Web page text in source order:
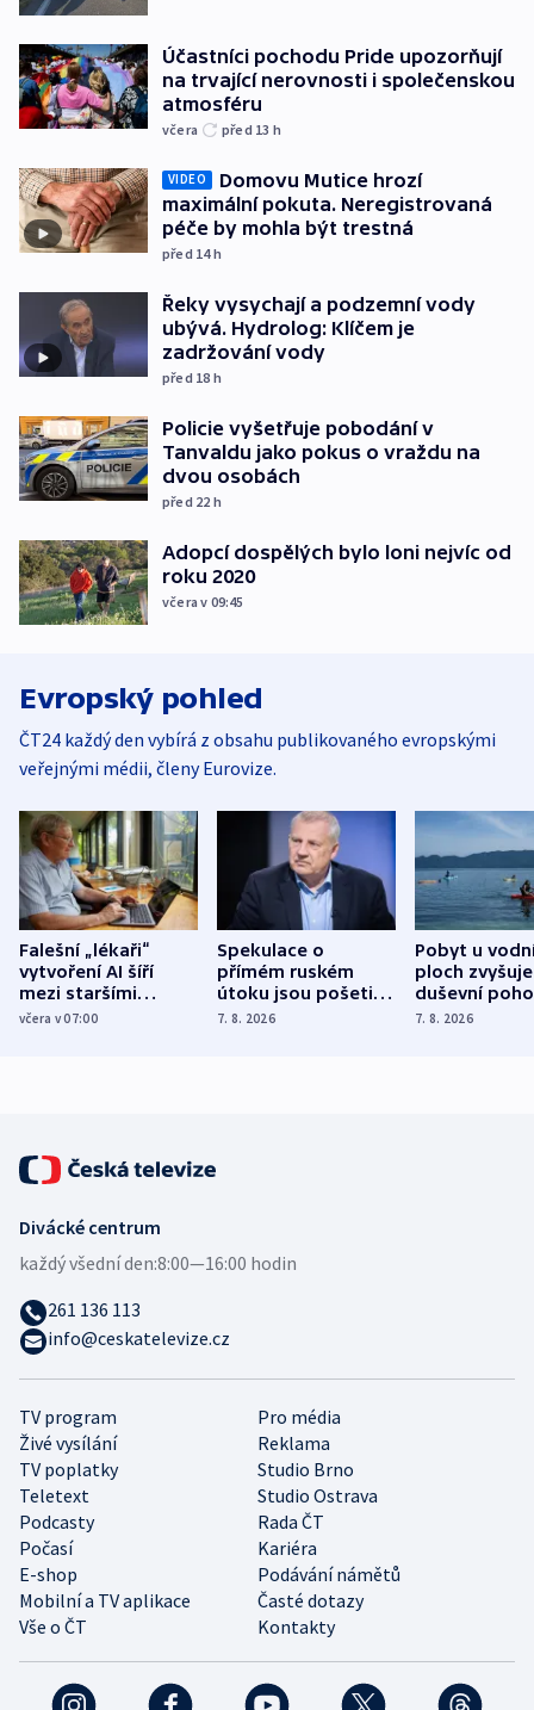
Účastníci pochodu Pride upozorňují
na trvající nerovnosti i společenskou
atmosféru
včera před 13 h
VIDEO
Domovu Mutice hrozí
maximální pokuta. Neregistrovaná
péče by mohla být trestná
před 14h
Řeky vysychají a podzemní vody
ubývá. Hydrolog: Klíčem je
zadržování vody
před 18 h
Policie vyšetřuje pobodání v
Tanvaldu jako pokus o vraždu na
dvou osobách
před 22 h
Adopcí dospělých bylo loni nejvíc od
roku 2020
včera v 09:45
Evropský pohled
ČT24 každý den vybírá z obsahu publikovaného evropskými
veřejnými médii, členy Eurovize.
Falešní „lékaři“
vytvoření AI šíří
mezi staršími
Poláky nebezpečné
včera v 07:00
Spekulace o
přímém ruském
útoku jsou pošetilé,
míní estonský
7. 8. 2026
Pobyt u
ploch zvyšuje
duševní
ukázala
7. 8. 2026
TV program
Pro média
Živé vysílání
Reklama
TV poplatky
Studio Brno
Teletext
Studio Ostrava
Podcasty
Rada ČT
Počasí
Kariéra
E-shop
Podávání námětů
Mobilní a TV aplikace
Časté dotazy
Vše o ČT
Kontakty
Divácké centrum
každý všední den:8:00—16:00 hodin
261 136 113
info@ceskatelevize.cz